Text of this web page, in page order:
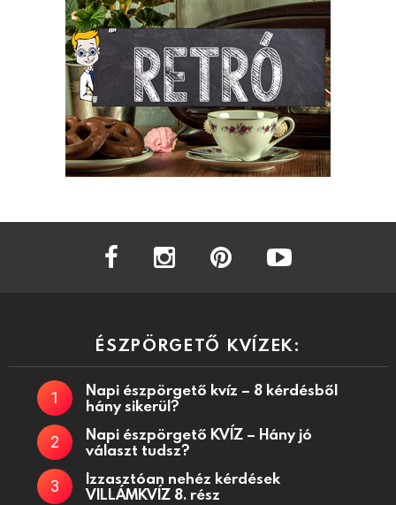
facebook instagram
ÉSZPÖRGETŐ KVÍZEK:
Napi észpörgető kvíz – 8 kérdésből
hány sikerül?
Napi észpörgető KVÍZ – Hány jó
választ tudsz?
Izzasztóan nehéz kérdések
VILLÁMKVÍZ 8. rész